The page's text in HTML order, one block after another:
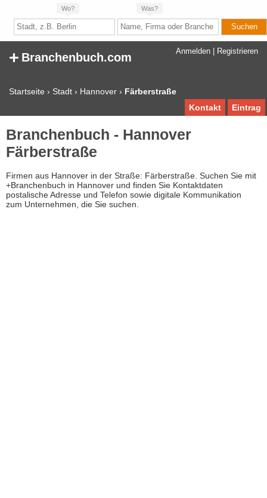
Wo? Was?
Anmelden Registrieren
+ Branchenbuch.com
Startseite › Stadt › Hannover › Färberstraße
Eintrag
Kontakt
Branchenbuch - Hannover
Färberstraße
Firmen aus Hannover in der Straße: Färberstraße. Suchen Sie mit
+Branchenbuch in Hannover und finden Sie Kontaktdaten
postalische Adresse und Telefon sowie digitale Kommunikation
zum Unternehmen, die Sie suchen.